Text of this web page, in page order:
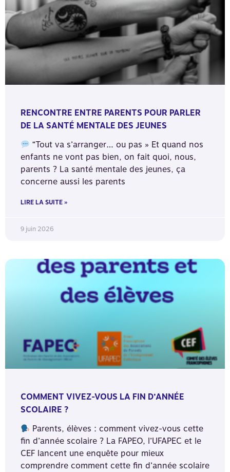
RENCONTRE ENTRE PARENTS POUR PARLER
DE LA SANTÉ MENTALE DES JEUNES
“Tout va s’arranger… ou pas » Et quand nos
enfants ne vont pas bien, on fait quoi, nous,
parents ? La santé mentale des jeunes, ça
concerne aussi les parents
LIRE LA SUITE »
9 juin 2026
COMMENT VIVEZ-VOUS LA FIN D’ANNÉE
SCOLAIRE ?
Parents, élèves : comment vivez-vous cette
fin d’année scolaire ? La FAPEO, l’UFAPEC et le
CEF lancent une enquête pour mieux
comprendre comment cette fin d’année scolaire